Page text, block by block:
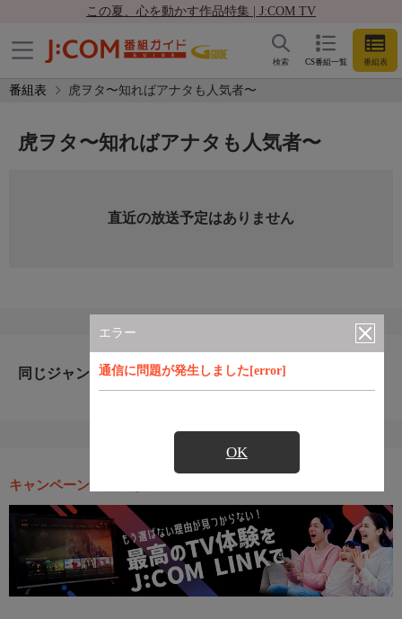
この夏、心を動かす作品特集 | J:COM TV
CS番組一覧 番組表
検索
番組表 虎ヲタ〜知ればアナタも人気者〜
エラー
通信に問題が発生しました[error]
OK
虎ヲタ〜知ればアナタも人気者〜
直近の放送予定はありません
同じジャンルのおすすめ番組
キャンペーン・お得な情報